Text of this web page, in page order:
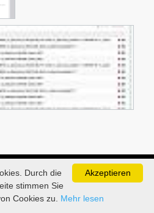
Akzeptieren
Durch die
stimmen Sie
Cookies zu. Mehr lesen